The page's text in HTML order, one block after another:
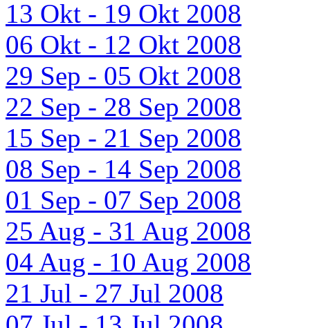
13 Okt - 19 Okt 2008
06 Okt - 12 Okt 2008
29 Sep - 05 Okt 2008
22 Sep - 28 Sep 2008
15 Sep - 21 Sep 2008
08 Sep - 14 Sep 2008
01 Sep - 07 Sep 2008
25 Aug - 31 Aug 2008
04 Aug - 10 Aug 2008
21 Jul - 27 Jul 2008